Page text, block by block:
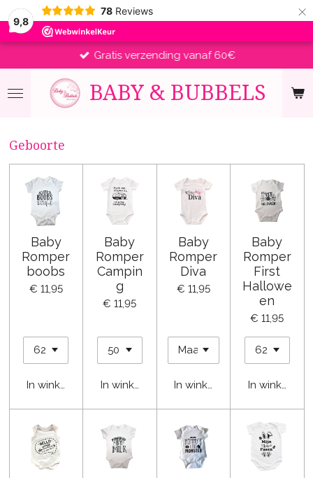
9,8
78 Reviews ×
BABY &BUBBELS
Gratis verzending vanaf 60€
Geboorte
Baby
Romper
boobs
€ 11,95
In winkelwagen
Baby
Romper
Campin
g
€ 11,95
In winkelwagen
Baby
Romper
Diva
€ 11,95
In winkelwagen
Baby
Romper
First
Hallowe
en
€ 11,95
In